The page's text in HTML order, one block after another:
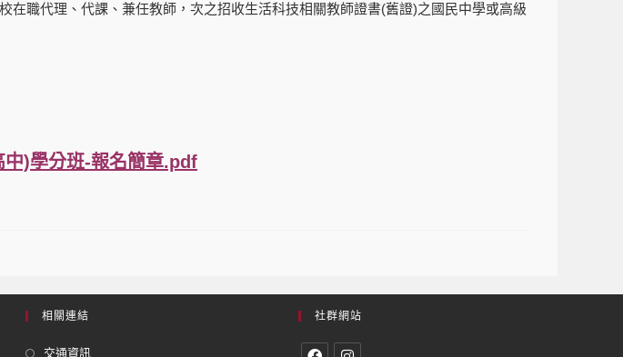
在職代理、代課、兼任教師，次之招收生活科技相關教師證書(舊證)之國民中學或高級
中)學分班-報名簡章.pdf
相關連結
交通資訊
社群網站